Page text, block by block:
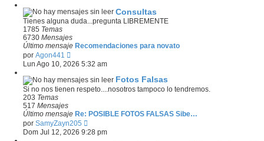
e
n
j
Consultas
Tienes alguna duda...pregunta LIBREMENTE
1785 Temas
6730 Mensajes
Último mensaje Recomendaciones para novato
por Agon441
e
ú
l
m
o
m
e
Lun Ago 10, 2026 5:32 am
Fotos Falsas
Si no nos tienen respeto....nosotros tampoco lo tendremos.
203 Temas
517 Mensajes
Último mensaje Re: POSIBLE FOTOS FALSAS Sibe…
por SamyZayn205
e
Dom Jul 12, 2026 9:28 pm